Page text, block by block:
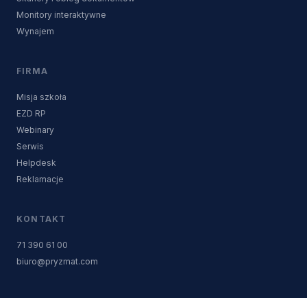
Monitory interaktywne
Wynajem
FIRMA
Misja szkoła
EZD RP
Webinary
Serwis
Helpdesk
Reklamacje
KONTAKT
71 390 61 00
biuro@pryzmat.com